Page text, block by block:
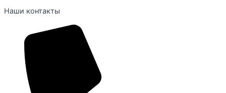
Наши контакты